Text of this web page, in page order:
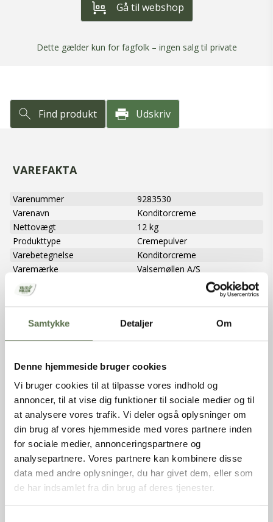
Samtykke Detaljer Om
Denne hjemmeside bruger cookies
Vi bruger cookies til at tilpasse vores indhold og
annoncer, til at vise dig funktioner til sociale medier og til
at analysere vores trafik. Vi deler også oplysninger om
din brug af vores hjemmeside med vores partnere inden
for sociale medier, annonceringspartnere og
analysepartnere. Vores partnere kan kombinere disse
data med andre oplysninger, du har givet dem, eller som
de har indsamlet fra din brug af deres tjenester.
Gå til webshop
Dette gælder kun for fagfolk – ingen salg til private
Find produkt Udskriv
VAREFAKTA
Varenummer
9283530
Varenavn
Konditorcreme
Nettovægt
12 kg
Produkttype
Cremepulver
Varebetegnelse
Konditorcreme
Varemærke
Valsemøllen A/S
EAN (stk)
Emballage
Pakket, uspecificeret
Holdbarhed (uåbnet)
360 dage
Oprindelsesland
EU
Dyrket/Høstet i
Danmark
INGREDIENSER
Sukker, vegetabilsk fedtstof, maltodextrin, VALLEPULVER
(MÆLK), MÆLKEPROTEIN, modificeret stivelse E 1414 E 1412,
alginat E 401, emulgator E 471 E 472b, stabilisator E 340ii,
aroma, farve E102 E102 E110.
NÆRINGSINDHOLD PR. 100G
Cremepulver Færdig produkt